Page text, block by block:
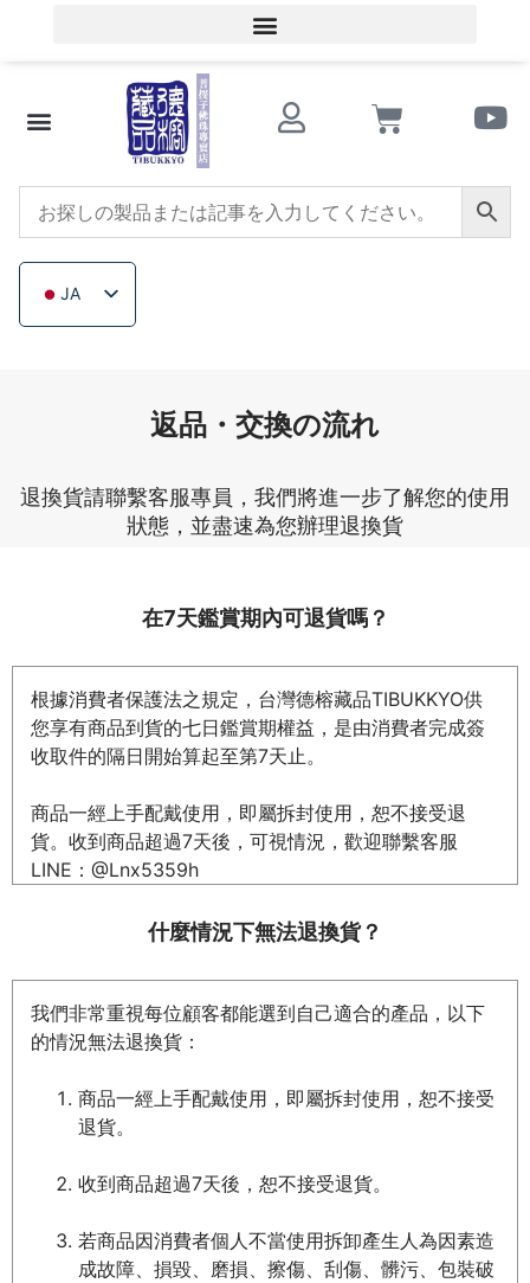
JA
ZH_TW
返品・交換の流れ
退換貨請聯繫客服專員，我們將進一步了解您的使用
狀態，並盡速為您辦理退換貨
在7天鑑賞期內可退貨嗎？
根據消費者保護法之規定，台灣德榕藏品TIBUKKYO供
您享有商品到貨的七日鑑賞期權益， 是由消費者完成簽
收取件的隔日開始算起至第7天止。
商品一經上手配戴使用，即屬拆封使用，恕不接受退
貨。 收到商品超過7天後，可視情況，歡迎聯繫客服
LINE：@Lnx5359h
什麼情況下無法退換貨？
我們非常重視每位顧客都能選到自己適合的產品，以下
的情況無法退換貨：
商品一經上手配戴使用，即屬拆封使用，恕不接受
退貨。
收到商品超過7天後，恕不接受退貨。
若商品因消費者個人不當使用拆卸產生人為因素造
成故障、損毀、磨損、擦傷、刮傷、髒污、包裝破